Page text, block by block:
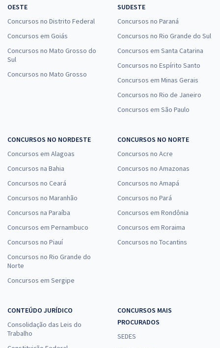
OESTE
Concursos no Distrito Federal
Concursos em Goiás
Concursos no Mato Grosso do
Sul
Concursos no Mato Grosso
SUDESTE
Concursos no Paraná
Concursos no Rio Grande do Sul
Concursos em Santa Catarina
Concursos no Espírito Santo
Concursos em Minas Gerais
Concursos no Rio de Janeiro
Concursos em São Paulo
CONCURSOS NO NORDESTE
Concursos em Alagoas
Concursos na Bahia
Concursos no Ceará
Concursos no Maranhão
Concursos na Paraíba
Concursos em Pernambuco
Concursos no Piauí
Concursos no Rio Grande do
Norte
Concursos em Sergipe
CONCURSOS NO NORTE
Concursos no Acre
Concursos no Amazonas
Concursos no Amapá
Concursos no Pará
Concursos em Rondônia
Concursos em Roraima
Concursos no Tocantins
CONTEÚDO JURÍDICO
Consolidação das Leis do
Trabalho
CONCURSOS MAIS
PROCURADOS
SEDES